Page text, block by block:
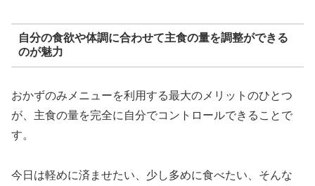
自分の食欲や体調に合わせて主食の量を調整ができる
のが魅力
おかずのみメニューを利用する最大のメリットのひとつ
が、主食の量を完全に自分でコントロールできることで
す。
今日は軽めに済ませたい、少し多めに食べたい、そんな